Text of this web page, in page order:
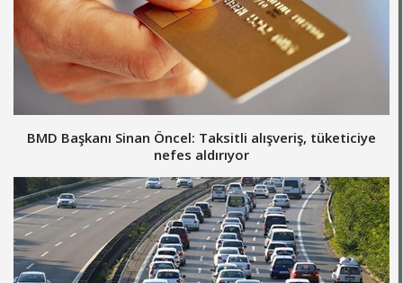
BMD Başkanı Sinan Öncel: Taksitli alışveriş, tüketiciye
nefes aldırıyor